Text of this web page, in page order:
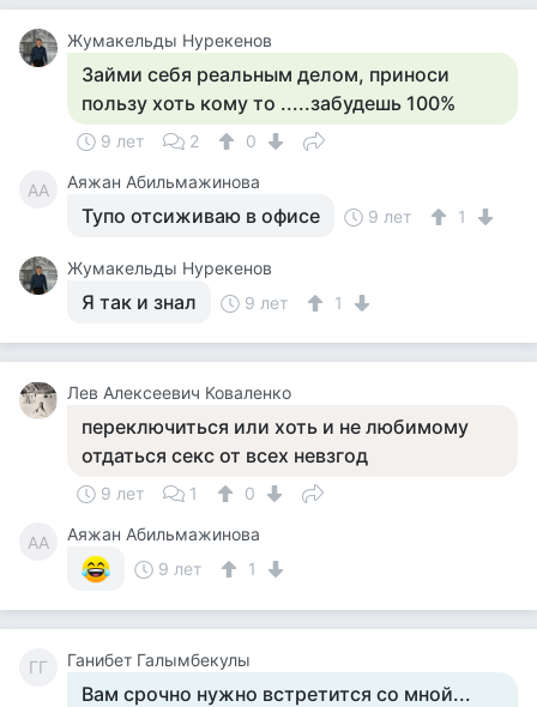
Жумакельды Нурекенов
Займи себя реальным делом, приноси
пользу хоть кому то .....забудешь 100%
9 лет 2 0
АА Аяжан Абильмажинова
Тупо отсиживаю в офисе 9 лет 1
Жумакельды Нурекенов
Я так и знал 9 лет 1
Лев Алексеевич Коваленко
переключиться или хоть и не любимому
отдаться секс от всех невзгод
9 лет 1 0
АА
Аяжан Абильмажинова
9 лет
1
ГГ Ганибет Галымбекулы
Вам срочно нужно встретится со мной...